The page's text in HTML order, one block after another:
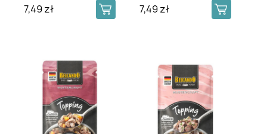
7,49 zł 7,49 zł